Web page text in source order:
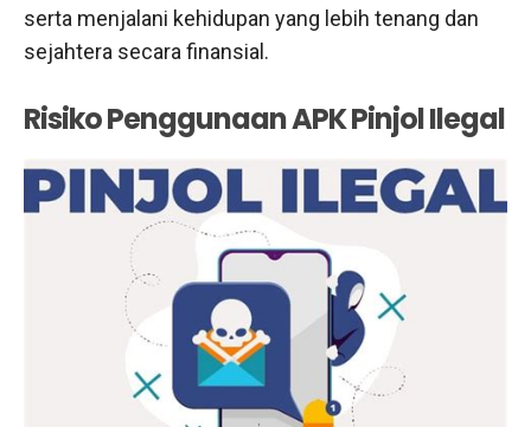
serta menjalani kehidupan yang lebih tenang dan
sejahtera secara finansial.
Risiko Penggunaan APK Pinjol Ilegal